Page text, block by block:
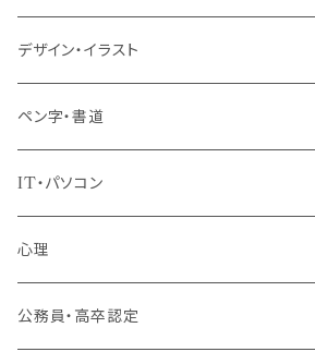
パッケージプラン
デザイン・イラスト
ペン字・書道
IT・パソコン
MOS（ﾏｲｸﾛｿﾌﾄｵﾌｨｽｽﾍﾟｼｬﾘｽﾄ）講座
プログラミング・Web制作入門講座
心理
公務員・高卒認定